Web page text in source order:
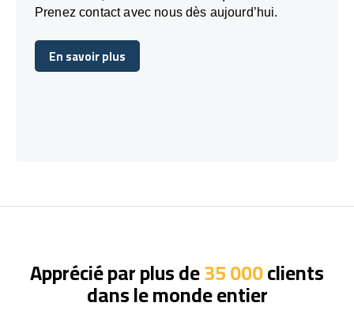
Prenez contact avec nous dès aujourd’hui.
En savoir plus
En savoir plus
Apprécié par plus de35 000clients
dans le monde entier